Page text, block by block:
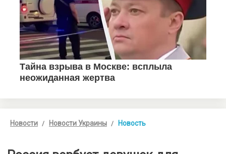
Новости Новости Украины Новость